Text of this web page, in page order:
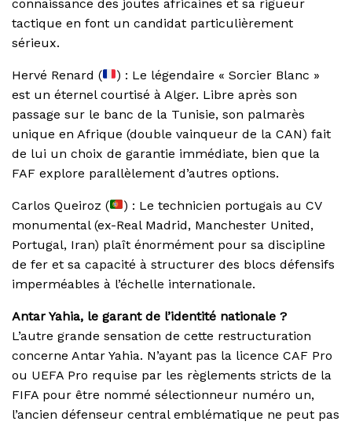
connaissance des joutes africaines et sa rigueur
tactique en font un candidat particulièrement
sérieux.
Hervé Renard (
) : Le légendaire « Sorcier Blanc »
est un éternel courtisé à Alger. Libre après son
passage sur le banc de la Tunisie, son palmarès
unique en Afrique (double vainqueur de la CAN) fait
de lui un choix de garantie immédiate, bien que la
FAF explore parallèlement d’autres options.
Carlos Queiroz (
) : Le technicien portugais au CV
monumental (ex-Real Madrid, Manchester United,
Portugal, Iran) plaît énormément pour sa discipline
de fer et sa capacité à structurer des blocs défensifs
imperméables à l’échelle internationale.
Antar Yahia, le garant de l’identité nationale ?
L’autre grande sensation de cette restructuration
concerne Antar Yahia. N’ayant pas la licence CAF Pro
ou UEFA Pro requise par les règlements stricts de la
FIFA pour être nommé sélectionneur numéro un,
l’ancien défenseur central emblématique ne peut pas